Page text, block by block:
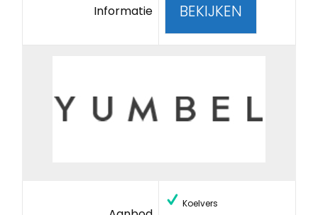
Informatie BEKIJKEN
Koelvers